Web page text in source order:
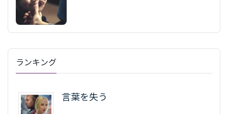
ランキング
言葉を失う